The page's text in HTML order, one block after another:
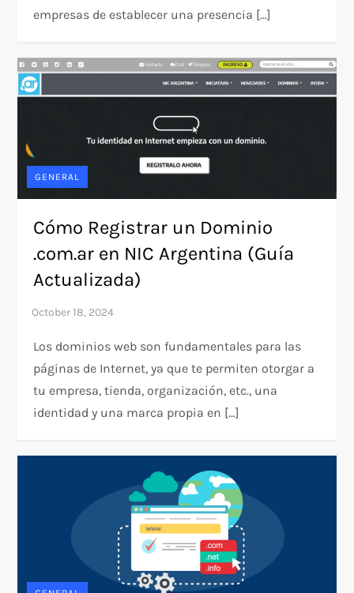
empresas de establecer una presencia […]
GENERAL
Cómo Registrar un Dominio
.com.ar en NIC Argentina (Guía
Actualizada)
Los dominios web son fundamentales para las
páginas de Internet, ya que te permiten otorgar a
tu empresa, tienda, organización, etc., una
identidad y una marca propia en […]